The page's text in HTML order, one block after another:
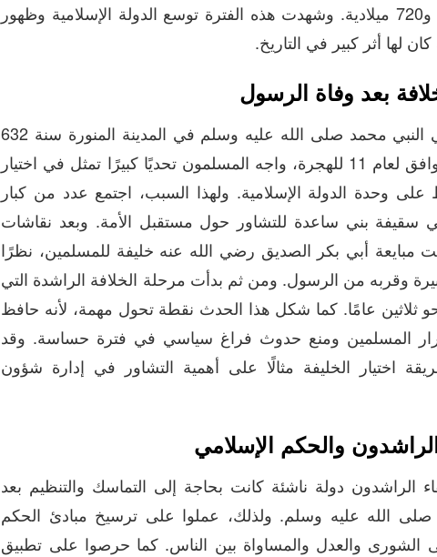
عامي 717 و720 ميلادية. وشهدت هذه الفترة توسع الدولة الإسلامية وظهور
لها أثر كبير في التاريخ.
بعد وفاة الرسول
عندما توفي النبي محمد صلى الله عليه وسلم في المدينة المنورة سنة 632
ميلادية الموافق لعام 11 للهجرة، واجه المسلمون تحديًا كبيرًا تمثل في اختيار
على وحدة الدولة الإسلامية. ولهذا السبب، اجتمع عدد من كبار
سقيفة بني ساعدة للتشاور حول مستقبل الأمة. وبعد نقاشات
مبايعة أبي بكر الصديق رضي الله عنه خليفة للمسلمين، نظرًا
وقربه من الرسول. ومن ثم بدأت مرحلة الخلافة الراشدة التي
ثلاثين عامًا. كما شكل هذا الحدث نقطة تحول مهمة، لأنه حافظ
المسلمين ومنع حدوث فراغ سياسي في فترة حساسة. وقد
اختيار الخليفة مثالًا على أهمية التشاور في إدارة شؤون
والحكم الإسلامي
الراشدون دولة ناشئة كانت بحاجة إلى التماسك والتنظيم بعد
صلى الله عليه وسلم. ولذلك، عملوا على ترسيخ مبادئ الحكم
الشورى والعدل والمساواة بين الناس. كما حرصوا على تطبيق